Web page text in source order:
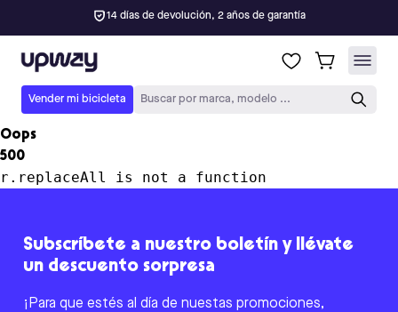
14 días de devolución, 2 años de garantía
Upway
Vender mi bicicleta Buscar por marca, modelo ...
Oops
500
r.replaceAll is not a function
Subscríbete a nuestro boletín y llévate
un descuento sorpresa
¡Para que estés al día de nuestas promociones,